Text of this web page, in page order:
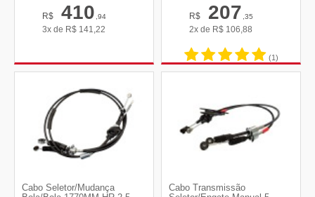
R$ 410,94
3x de R$ 141,22
R$ 207,35
2x de R$ 106,88
(1)
Cabo Seletor/Mudança
Cabo Transmissão